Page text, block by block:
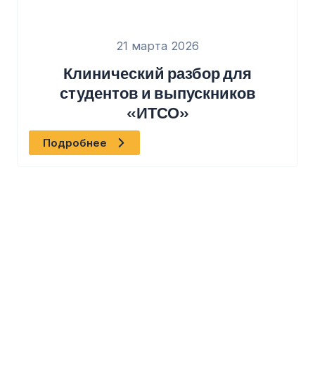
21 марта 2026
Клинический разбор для
студентов и выпускников
«ИТСО»
Подробнее